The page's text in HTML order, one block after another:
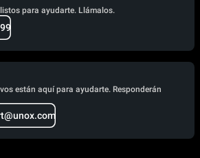
para ayudarte. Llámalos.
están aquí para ayudarte. Responderán